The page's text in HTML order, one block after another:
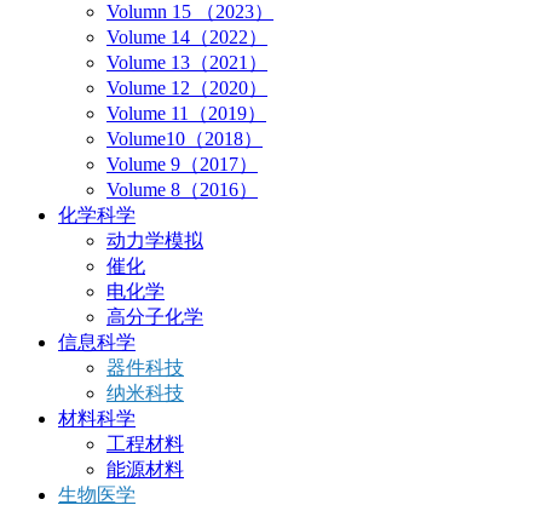
Volumn 15 （2023）
Volume 14（2022）
Volume 13（2021）
Volume 12（2020）
Volume 11（2019）
Volume10（2018）
Volume 9（2017）
Volume 8（2016）
化学科学
动力学模拟
催化
电化学
高分子化学
信息科学
器件科技
纳米科技
材料科学
工程材料
能源材料
生物医学